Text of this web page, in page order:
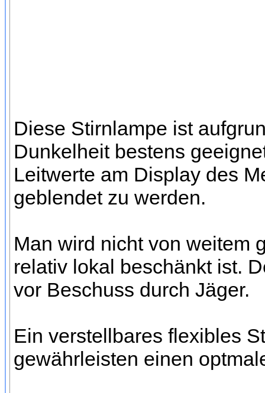
Diese Stirnlampe ist
Dunkelheit bestens
Leitwerte am Display des
geblendet zu werden.
Man wird nicht von weitem
relativ lokal beschänkt ist.
vor Beschuss durch Jäger.
Ein verstellbares flexibles
gewährleisten einen